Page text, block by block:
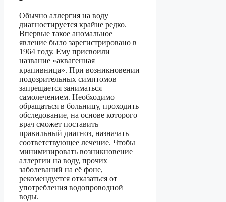
Обычно аллергия на воду
диагностируется крайне редко.
Впервые такое аномальное
явление было зарегистрировано в
1964 году. Ему присвоили
название «аквагенная
крапивница». При возникновении
подозрительных симптомов
запрещается заниматься
самолечением. Необходимо
обращаться в больницу, проходить
обследование, на основе которого
врач сможет поставить
правильный диагноз, назначать
соответствующее лечение. Чтобы
минимизировать возникновение
аллергии на воду, прочих
заболеваний на её фоне,
рекомендуется отказаться от
употребления водопроводной
воды.